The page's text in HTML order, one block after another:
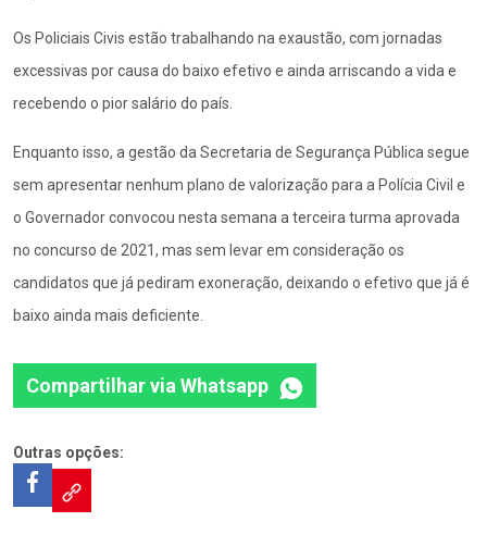
Os Policiais Civis estão trabalhando na exaustão, com jornadas
excessivas por causa do baixo efetivo e ainda arriscando a vida e
recebendo o pior salário do país.
Enquanto isso, a gestão da Secretaria de Segurança Pública segue
sem apresentar nenhum plano de valorização para a Polícia Civil e
o Governador convocou nesta semana a terceira turma aprovada
no concurso de 2021, mas sem levar em consideração os
candidatos que já pediram exoneração, deixando o efetivo que já é
baixo ainda mais deficiente.
Compartilhar via Whatsapp
Outras opções: